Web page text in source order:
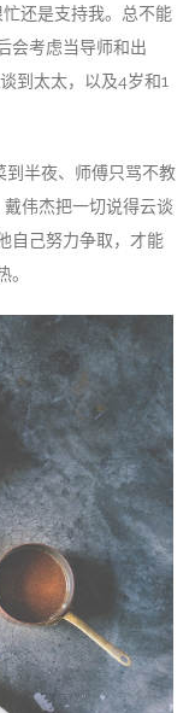
还是支持我。总不能
会考虑当导师和出
到太太，以及4岁和1
到半夜、师傅只骂不教
戴伟杰把一切说得云谈
自己努力争取，才能